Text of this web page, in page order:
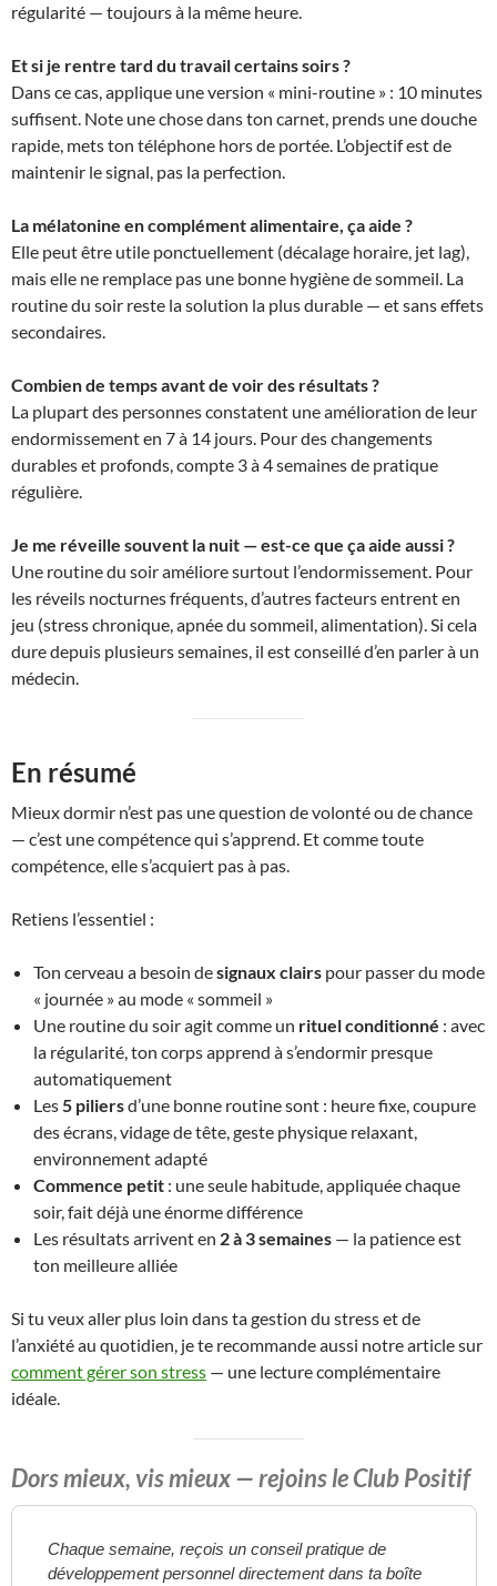
régularité — toujours à la même heure.
Et si je rentre tard du travail certains soirs ?
Dans ce cas, applique une version « mini-routine » : 10 minutes
suffisent. Note une chose dans ton carnet, prends une douche
rapide, mets ton téléphone hors de portée. L’objectif est de
maintenir le signal, pas la perfection.
La mélatonine en complément alimentaire, ça aide ?
Elle peut être utile ponctuellement (décalage horaire, jet lag),
mais elle ne remplace pas une bonne hygiène de sommeil. La
routine du soir reste la solution la plus durable — et sans effets
secondaires.
Combien de temps avant de voir des résultats ?
La plupart des personnes constatent une amélioration de leur
endormissement en 7 à 14 jours. Pour des changements
durables et profonds, compte 3 à 4 semaines de pratique
régulière.
Je me réveille souvent la nuit — est-ce que ça aide aussi ?
Une routine du soir améliore surtout l’endormissement. Pour
les réveils nocturnes fréquents, d’autres facteurs entrent en
jeu (stress chronique, apnée du sommeil, alimentation). Si cela
dure depuis plusieurs semaines, il est conseillé d’en parler à un
médecin.
En résumé
Mieux dormir n’est pas une question de volonté ou de chance
— c’est une compétence qui s’apprend. Et comme toute
compétence, elle s’acquiert pas à pas.
Retiens l’essentiel :
Ton cerveau a besoin designaux clairs pour passer du mode
« journée » au mode « sommeil »
Une routine du soir agit comme un rituel conditionné : avec
la régularité, ton corps apprend à s’endormir presque
automatiquement
Les5 piliersd’une bonne routine sont : heure fixe, coupure
des écrans, vidage de tête, geste physique relaxant,
environnement adapté
Commence petit : une seule habitude, appliquée chaque
soir, fait déjà une énorme différence
Les résultats arrivent en 2 à 3 semaines — la patience est
ton meilleure alliée
Si tu veux aller plus loin dans ta gestion du stress et de
l’anxiété au quotidien, je te recommande aussi notre article sur
comment gérer son stress — une lecture complémentaire
idéale.
Dors mieux, vis mieux — rejoins le Club Positif
Chaque semaine, reçois un conseil pratique de
développement personnel directement dans ta boîte